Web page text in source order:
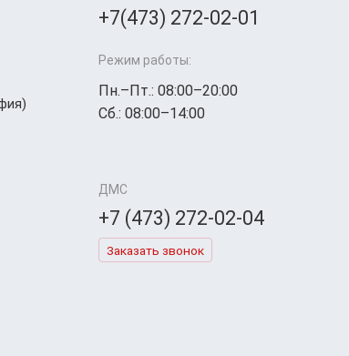
+7(473) 272-02-01
Режим работы:
Пн.–Пт.: 08:00–20:00
Сб.: 08:00–14:00
ДМС
+7 (473) 272-02-04
Заказать звонок